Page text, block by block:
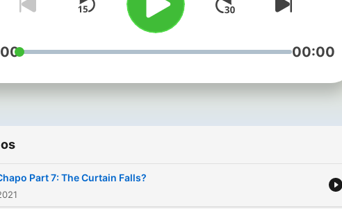
notorious criminal
masterminds - from the King
of Cocaine, Pablo Escobar, to
trafficker on the planet, El
across the Noiser podcast
network, join Noiser+. Click the
00:00
Part 7: The Curtain Falls?